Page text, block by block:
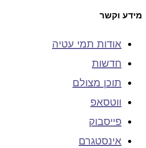
מידע וקשר
אודות תמי עטיה
חדשות
תוכן מצולם
ווטסאפ
פייסבוק
אינסטגרם